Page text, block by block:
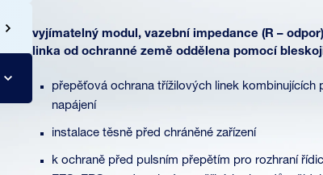
vyjímatelný modul, vazební impedance (R –
linka od ochranné země oddělena pomocí
přepěťová ochrana třížilových linek kombinujících
napájení
instalace těsně před chráněné zařízení
k ochraně před pulsním přepětím pro rozhraní